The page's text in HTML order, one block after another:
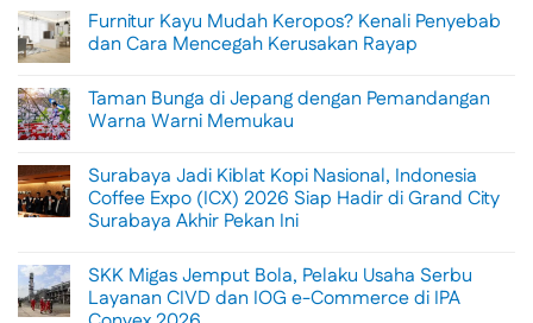
on
Menikmati
Sisi
Lewat
Rafting
di
Ubud
Furnitur Kayu Mudah Keropos? Kenali Penyebab
dan Cara Mencegah Kerusakan Rayap
on
Furnitur
Kayu
Kenali
Penyebab
dan
Cara
Rayap
Taman Bunga di Jepang dengan Pemandangan
Warna Warni Memukau
on
Taman
Bunga
di
Pemandangan
Warna
Warni
Memukau
Surabaya Jadi Kiblat Kopi Nasional, Indonesia
Coffee Expo (ICX) 2026 Siap Hadir di Grand City
Surabaya Akhir Pekan Ini
on
Surabaya
Jadi
SKK Migas Jemput Bola, Pelaku Usaha Serbu
Layanan CIVD dan IOG e-Commerce di IPA